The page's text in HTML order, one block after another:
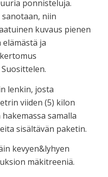
ponnisteluja.
niin
kuvaus pienen
ja
lenkin, josta
viiden (5) kilon
samalla
sisältävän paketin.
kevyen&lyhyen
mäkitreeniä.